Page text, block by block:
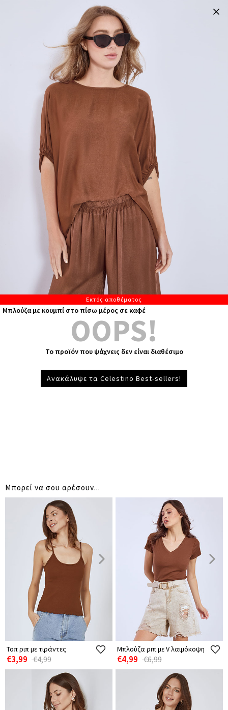
Εκτός αποθέματος
Μπλούζα με κουμπί στο πίσω μέρος σε καφέ
OOPS!
Το προϊόν που ψάχνεις δεν είναι διαθέσιμο
Ανακάλυψε τα Celestino Best-sellers!
Μπορεί να σου αρέσουν...
Τοπ ριπ με τιράντες
€3,99 €4,99
Μπλούζα ριπ με V λαιμόκοψη
€4,99 €6,99